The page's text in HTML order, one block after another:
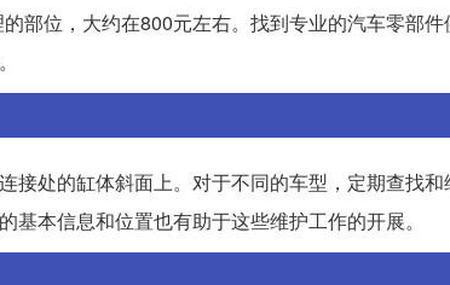
部位，大约在800元左右。找到专业的汽车零部
处的缸体斜面上。对于不同的车型，定期查找和
本信息和位置也有助于这些维护工作的开展。